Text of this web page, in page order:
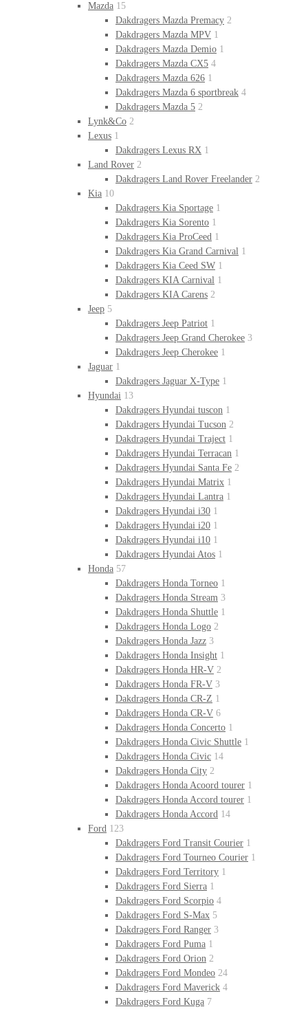
Mazda 15
Dakdragers Mazda Premacy 2
Dakdragers Mazda MPV 1
Dakdragers Mazda Demio 1
Dakdragers Mazda CX5 4
Dakdragers Mazda 626 1
Dakdragers Mazda 6 sportbreak 4
Dakdragers Mazda 5 2
Lynk&Co 2
Lexus 1
Dakdragers Lexus RX 1
Land Rover 2
Dakdragers Land Rover Freelander 2
Kia 10
Dakdragers Kia Sportage 1
Dakdragers Kia Sorento 1
Dakdragers Kia ProCeed 1
Dakdragers Kia Grand Carnival 1
Dakdragers Kia Ceed SW 1
Dakdragers KIA Carnival 1
Dakdragers KIA Carens 2
Jeep 5
Dakdragers Jeep Patriot 1
Dakdragers Jeep Grand Cherokee 3
Dakdragers Jeep Cherokee 1
Jaguar 1
Dakdragers Jaguar X-Type 1
Hyundai 13
Dakdragers Hyundai tuscon 1
Dakdragers Hyundai Tucson 2
Dakdragers Hyundai Traject 1
Dakdragers Hyundai Terracan 1
Dakdragers Hyundai Santa Fe 2
Dakdragers Hyundai Matrix 1
Dakdragers Hyundai Lantra 1
Dakdragers Hyundai i30 1
Dakdragers Hyundai i20 1
Dakdragers Hyundai i10 1
Dakdragers Hyundai Atos 1
Honda 57
Dakdragers Honda Torneo 1
Dakdragers Honda Stream 3
Dakdragers Honda Shuttle 1
Dakdragers Honda Logo 2
Dakdragers Honda Jazz 3
Dakdragers Honda Insight 1
Dakdragers Honda HR-V 2
Dakdragers Honda FR-V 3
Dakdragers Honda CR-Z 1
Dakdragers Honda CR-V 6
Dakdragers Honda Concerto 1
Dakdragers Honda Civic Shuttle 1
Dakdragers Honda Civic 14
Dakdragers Honda City 2
Dakdragers Honda Acoord tourer 1
Dakdragers Honda Accord tourer 1
Dakdragers Honda Accord 14
Ford 123
Dakdragers Ford Transit Courier 1
Dakdragers Ford Tourneo Courier 1
Dakdragers Ford Territory 1
Dakdragers Ford Sierra 1
Dakdragers Ford Scorpio 4
Dakdragers Ford S-Max 5
Dakdragers Ford Ranger 3
Dakdragers Ford Puma 1
Dakdragers Ford Orion 2
Dakdragers Ford Mondeo 24
Dakdragers Ford Maverick 4
Dakdragers Ford Kuga 7